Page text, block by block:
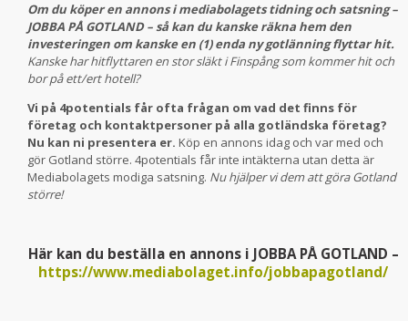
Om du köper en annons i mediabolagets tidning och satsning –
JOBBA PÅ GOTLAND – så kan du kanske räkna hem den
investeringen om kanske en (1) enda ny gotlänning flyttar hit.
Kanske har hitflyttaren en stor släkt i Finspång som kommer hit och
bor på ett/ert hotell?
Vi på 4potentials får ofta frågan om vad det finns för
företag och kontaktpersoner på alla gotländska företag?
Nu kan ni presentera er. Köp en annons idag och var med och
gör Gotland större. 4potentials får inte intäkterna utan detta är
Mediabolagets modiga satsning. Nu hjälper vi dem att göra Gotland
större!
Här kan du beställa en annons i JOBBA PÅ GOTLAND –
https://www.mediabolaget.info/jobbapagotland/